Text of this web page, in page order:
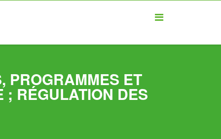
PROGRAMMES ET
; RÉGULATION DES